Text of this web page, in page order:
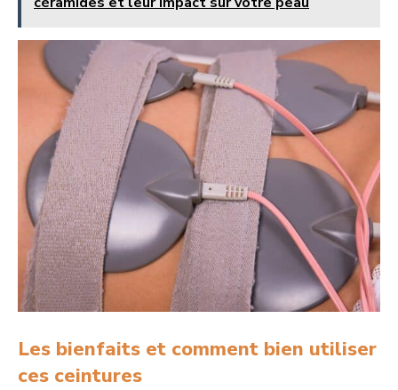
Les bienfaits et comment bien utiliser
ces ceintures